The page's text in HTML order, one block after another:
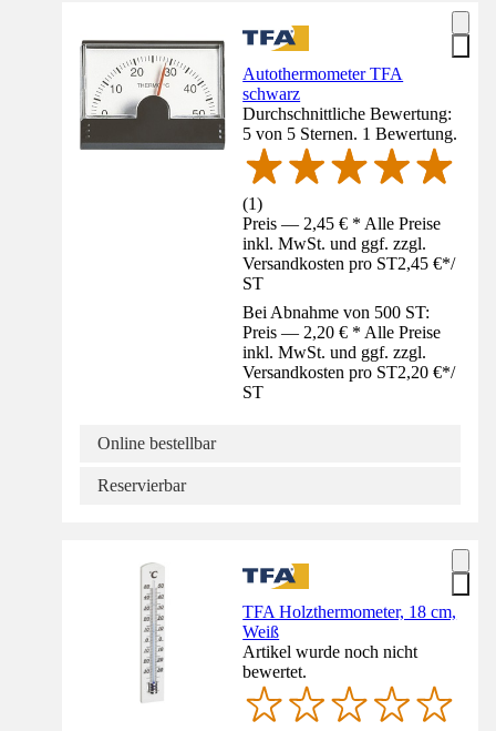
Autothermometer TFA
schwarz
Durchschnittliche Bewertung:
5 von 5 Sternen. 1 Bewertung.
(1)
Preis — 2,45 € * Alle Preise
inkl. MwSt. und ggf. zzgl.
Versandkosten pro ST2,45 €*/
ST
Bei Abnahme von 500 ST:
Preis — 2,20 € * Alle Preise
inkl. MwSt. und ggf. zzgl.
Versandkosten pro ST2,20 €*/
ST
Online bestellbar
Reservierbar
TFA Holzthermometer, 18 cm,
Weiß
Artikel wurde noch nicht
bewertet.